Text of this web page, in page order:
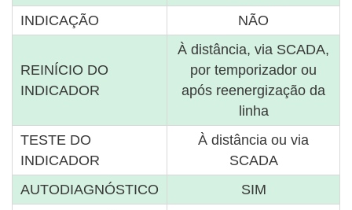
INDICAÇÃO
NÃO
REINÍCIO DO
INDICADOR
À distância, via SCADA,
por temporizador ou
após reenergização da
linha
TESTE DO
INDICADOR
À distância ou via
SCADA
AUTODIAGNÓSTICO
SIM